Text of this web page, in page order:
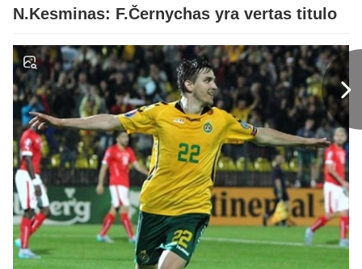
N.Kesminas: F.Černychas yra vertas titulo